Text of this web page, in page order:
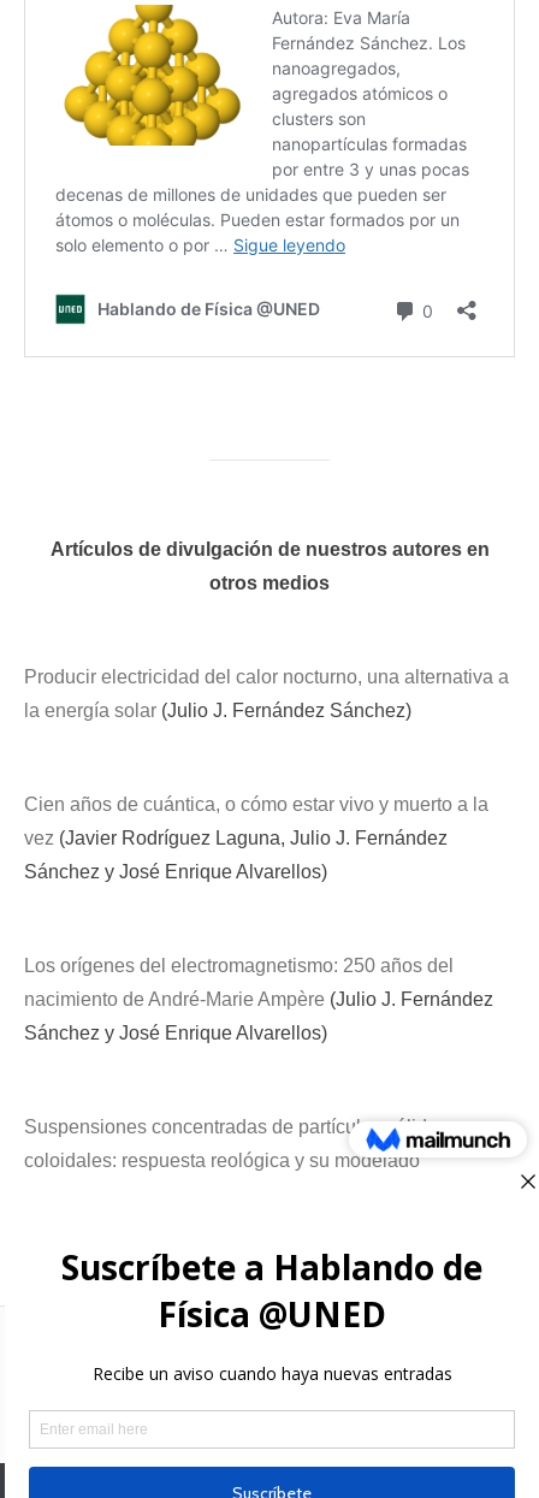
Artículos de divulgación de nuestros autores en
otros medios
Producir electricidad del calor nocturno, una alternativa a
la energía solar (Julio J. Fernández Sánchez)
Cien años de cuántica, o cómo estar vivo y muerto a la
vez (Javier Rodríguez Laguna, Julio J. Fernández
Sánchez y José Enrique Alvarellos)
Los orígenes del electromagnetismo: 250 años del
nacimiento de André-Marie Ampère (Julio J. Fernández
Sánchez y José Enrique Alvarellos)
Suspensiones concentradas de partículas sólidas no
coloidales: respuesta reológica y su modelado